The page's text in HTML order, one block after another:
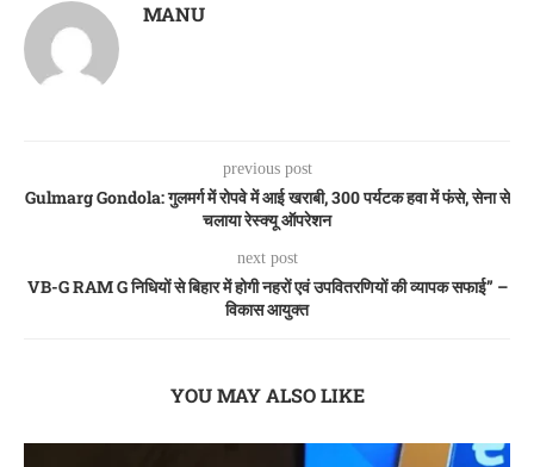
MANU
previous post
Gulmarg Gondola: गुलमर्ग में रोपवे में आई खराबी, 300 पर्यटक हवा में फंसे, सेना से
चलाया रेस्क्यू ऑपरेशन
next post
VB-G RAM G निधियों से बिहार में होगी नहरों एवं उपवितरणियों की व्यापक सफाई” –
विकास आयुक्त
YOU MAY ALSO LIKE